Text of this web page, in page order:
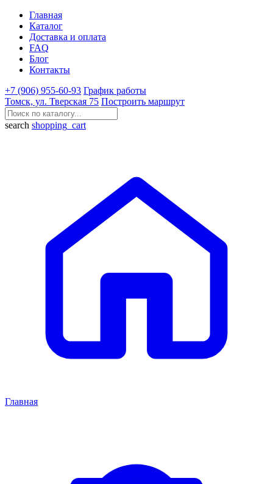
Главная
Каталог
Доставка и оплата
FAQ
Блог
Контакты
+7 (906) 955-60-93 График работы
Томск, ул. Тверская 75 Построить маршрут
search shopping_cart
Главная